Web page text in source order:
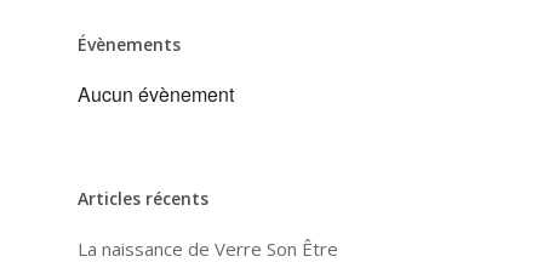
Évènements
Aucun évènement
Articles récents
La naissance de Verre Son Être